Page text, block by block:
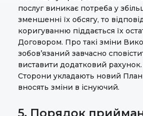
послуг виникає потреба у
зменшенні їх обсягу, то
коригуванню піддається їх
Договором. Про такі зміни
зобов’язаний завчасно
виставити додатковий рахунок.
Сторони укладають новий План
вносять зміни в існуючий.
5. Порядок